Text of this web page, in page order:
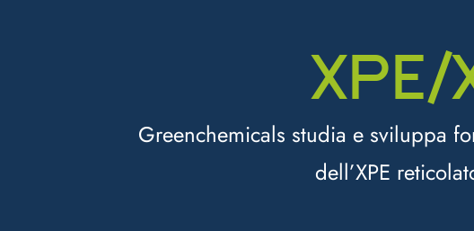
XPE/
Greenchemicals studia e sviluppa
dell’XPE